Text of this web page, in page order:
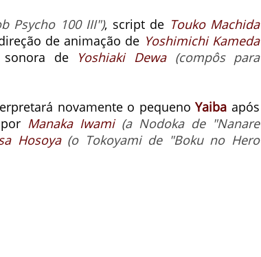
Psycho 100 III"), script de Touko Machida
de animação de Yoshimichi Kameda
de Yoshiaki Dewa (compôs para
novamente o pequenoYaiba após
Manaka Iwami (a Nodoka de "Nanare
Hosoya (o Tokoyami de "Boku no Hero